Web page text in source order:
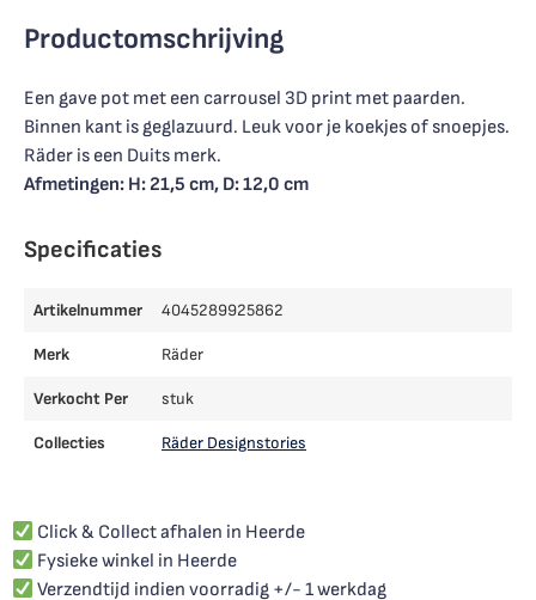
Productomschrijving
Een gave pot met een carrousel 3D print met paarden.
Binnen kant is geglazuurd. Leuk voor je koekjes of snoepjes.
Räder is een Duits merk.
Afmetingen: H: 21,5 cm, D: 12,0 cm
Specificaties
Artikelnummer 4045289925862
Merk Räder
Verkocht Per stuk
Collecties Räder Designstories
Click & Collect afhalen in Heerde
Fysieke winkel in Heerde
Verzendtijd indien voorradig +/- 1 werkdag